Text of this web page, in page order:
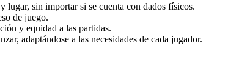
lugar, sin importar si se cuenta con dados físicos.
de juego.
y equidad a las partidas.
adaptándose a las necesidades de cada jugador.